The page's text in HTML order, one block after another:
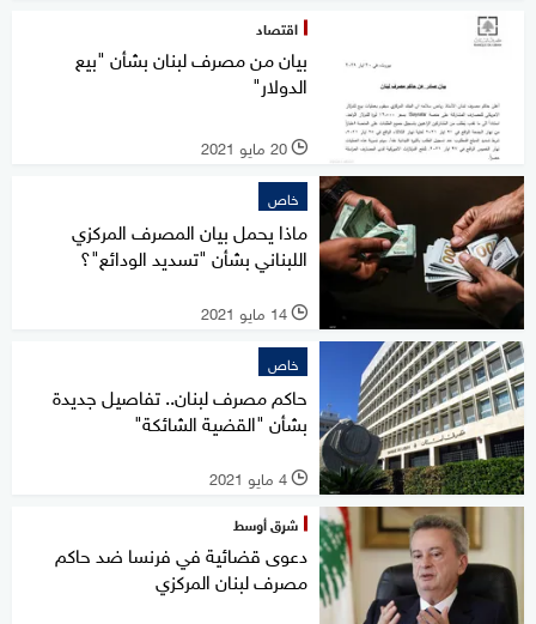
اقتصاد
بيان من مصرف لبنان بشأن "بيع
الدولار"
l 20 مايو 2021
خاص
ماذا يحمل بيان المصرف المركزي
اللبناني بشأن "تسديد الودائع"؟
l 14 مايو 2021
خاص
حاكم مصرف لبنان.. تفاصيل جديدة
بشأن "القضية الشائكة"
l 4 مايو 2021
شرق أوسط
دعوى قضائية في فرنسا ضد حاكم
مصرف لبنان المركزي